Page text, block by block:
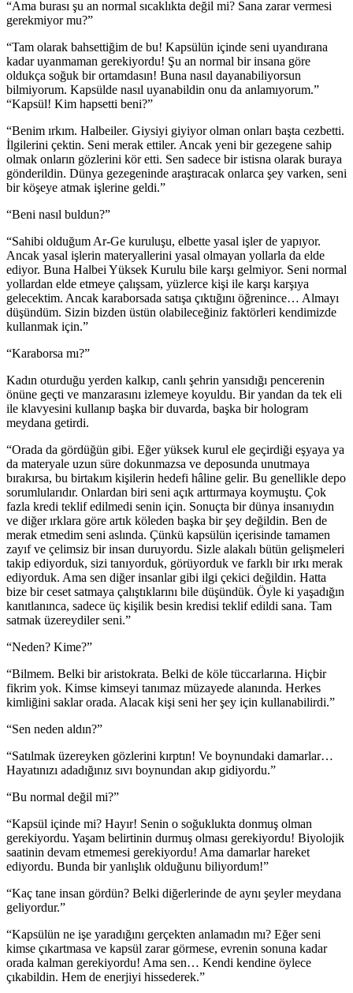
“Ama burası şu an normal sıcaklıkta değil mi? Sana zarar vermesi
gerekmiyor mu?”
“Tam olarak bahsettiğim de bu! Kapsülün içinde seni uyandırana
kadar uyanmaman gerekiyordu! Şu an normal bir insana göre
oldukça soğuk bir ortamdasın! Buna nasıl dayanabiliyorsun
bilmiyorum. Kapsülde nasıl uyanabildin onu da anlamıyorum.”
“Kapsül! Kim hapsetti beni?”
“Benim ırkım. Halbeiler. Giysiyi giyiyor olman onları başta cezbetti.
İlgilerini çektin. Seni merak ettiler. Ancak yeni bir gezegene sahip
olmak onların gözlerini kör etti. Sen sadece bir istisna olarak buraya
gönderildin. Dünya gezegeninde araştıracak onlarca şey varken, seni
bir köşeye atmak işlerine geldi.”
“Beni nasıl buldun?”
“Sahibi olduğum Ar-Ge kuruluşu, elbette yasal işler de yapıyor.
Ancak yasal işlerin materyallerini yasal olmayan yollarla da elde
ediyor. Buna Halbei Yüksek Kurulu bile karşı gelmiyor. Seni normal
yollardan elde etmeye çalışsam, yüzlerce kişi ile karşı karşıya
gelecektim. Ancak karaborsada satışa çıktığını öğrenince… Almayı
düşündüm. Sizin bizden üstün olabileceğiniz faktörleri kendimizde
kullanmak için.”
“Karaborsa mı?”
Kadın oturduğu yerden kalkıp, canlı şehrin yansıdığı pencerenin
önüne geçti ve manzarasını izlemeye koyuldu. Bir yandan da tek eli
ile klavyesini kullanıp başka bir duvarda, başka bir hologram
meydana getirdi.
“Orada da gördüğün gibi. Eğer yüksek kurul ele geçirdiği eşyaya ya
da materyale uzun süre dokunmazsa ve deposunda unutmaya
bırakırsa, bu birtakım kişilerin hedefi hâline gelir. Bu genellikle depo
sorumlularıdır. Onlardan biri seni açık arttırmaya koymuştu. Çok
fazla kredi teklif edilmedi senin için. Sonuçta bir dünya insanıydın
ve diğer ırklara göre artık köleden başka bir şey değildin. Ben de
merak etmedim seni aslında. Çünkü kapsülün içerisinde tamamen
zayıf ve çelimsiz bir insan duruyordu. Sizle alakalı bütün gelişmeleri
takip ediyorduk, sizi tanıyorduk, görüyorduk ve farklı bir ırkı merak
ediyorduk. Ama sen diğer insanlar gibi ilgi çekici değildin. Hatta
bize bir ceset satmaya çalıştıklarını bile düşündük. Öyle ki yaşadığın
kanıtlanınca, sadece üç kişilik besin kredisi teklif edildi sana. Tam
satmak üzereydiler seni.”
“Neden? Kime?”
“Bilmem. Belki bir aristokrata. Belki de köle tüccarlarına. Hiçbir
fikrim yok. Kimse kimseyi tanımaz müzayede alanında. Herkes
kimliğini saklar orada. Alacak kişi seni her şey için kullanabilirdi.”
“Sen neden aldın?”
“Satılmak üzereyken gözlerini kırptın! Ve boynundaki damarlar…
Hayatınızı adadığınız sıvı boynundan akıp gidiyordu.”
“Bu normal değil mi?”
“Kapsül içinde mi? Hayır! Senin o soğuklukta donmuş olman
gerekiyordu. Yaşam belirtinin durmuş olması gerekiyordu! Biyolojik
saatinin devam etmemesi gerekiyordu! Ama damarlar hareket
ediyordu. Bunda bir yanlışlık olduğunu biliyordum!”
“Kaç tane insan gördün? Belki diğerlerinde de aynı şeyler meydana
geliyordur.”
“Kapsülün ne işe yaradığını gerçekten anlamadın mı? Eğer seni
kimse çıkartmasa ve kapsül zarar görmese, evrenin sonuna kadar
orada kalman gerekiyordu! Ama sen… Kendi kendine öylece
çıkabildin. Hem de enerjiyi hissederek.”